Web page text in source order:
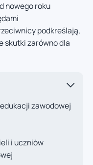
nowego roku
podkreślają,
skutki zarówno dla
zawodowej
i uczniów